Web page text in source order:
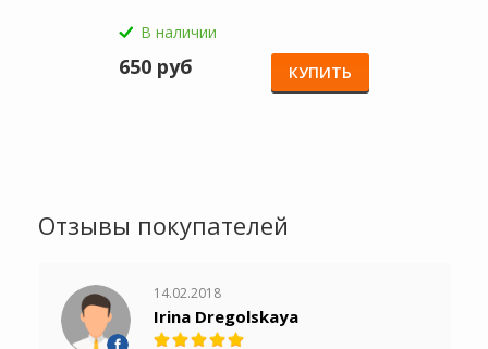
В наличии
650 руб КУПИТЬ
Отзывы покупателей
14.02.2018
Irina Dregolskaya